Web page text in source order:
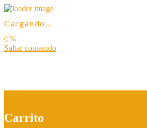
Cargando...
Saltar contenido
Carrito